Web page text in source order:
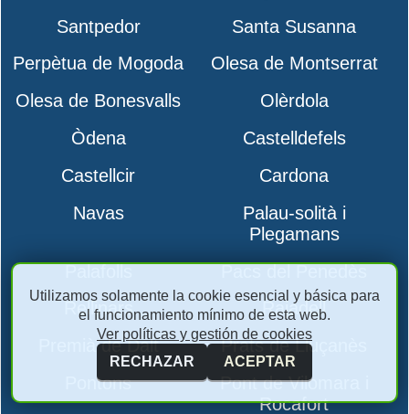
Santpedor
Santa Susanna
Perpètua de Mogoda
Olesa de Montserrat
Olesa de Bonesvalls
Olèrdola
Òdena
Castelldefels
Castellcir
Cardona
Navas
Palau-solità i
Plegamans
Palafolls
Pacs del Penedès
Rellinars
Rajadell
Premià de Dalt
Prats de Lluçanès
Pontons
Pont de Vilomara i
Rocafort
Utilizamos solamente la cookie esencial y básica para
el funcionamiento mínimo de esta web.
Ver políticas y gestión de cookies
RECHAZAR
ACEPTAR